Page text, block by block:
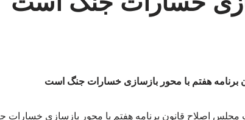
برنامه هفتم با محور بازسازی خسارات جنگ است